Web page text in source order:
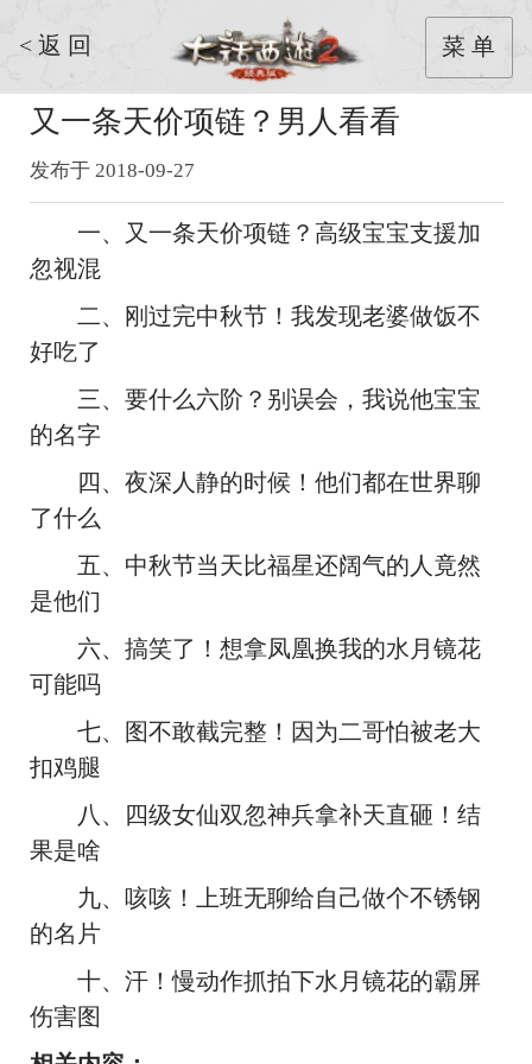
< 返 回 菜 单
又一条天价项链？男人看看
发布于 2018-09-27
一、又一条天价项链？高级宝宝支援加
忽视混
二、刚过完中秋节！我发现老婆做饭不
好吃了
三、要什么六阶？别误会，我说他宝宝
的名字
四、夜深人静的时候！他们都在世界聊
了什么
五、中秋节当天比福星还阔气的人竟然
是他们
六、搞笑了！想拿凤凰换我的水月镜花
可能吗
七、图不敢截完整！因为二哥怕被老大
扣鸡腿
八、四级女仙双忽神兵拿补天直砸！结
果是啥
九、咳咳！上班无聊给自己做个不锈钢
的名片
十、汗！慢动作抓拍下水月镜花的霸屏
伤害图